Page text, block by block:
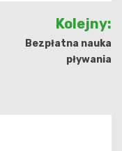
Kolejny:
Bezpłatna nauka
pływania